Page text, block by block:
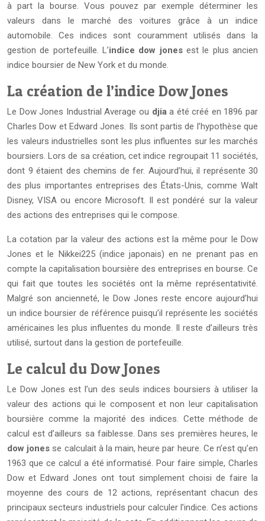
à part la bourse. Vous pouvez par exemple déterminer les
valeurs dans le marché des voitures grâce à un indice
automobile. Ces indices sont couramment utilisés dans la
gestion de portefeuille. L’indice dow jonesest le plus ancien
indice boursier de New York et du monde.
La création de l’indice Dow Jones
Le Dow Jones Industrial Average ou djiaa été créé en 1896 par
Charles Dow et Edward Jones. Ils sont partis de l’hypothèse que
les valeurs industrielles sont les plus influentes sur les marchés
boursiers. Lors de sa création, cet indice regroupait 11 sociétés,
dont 9 étaient des chemins de fer. Aujourd’hui, il représente 30
des plus importantes entreprises des États-Unis, comme Walt
Disney, VISA ou encore Microsoft. Il est pondéré sur la valeur
des actions des entreprises qui le compose.
La cotation par la valeur des actions est la même pour le Dow
Jones et le Nikkei225 (indice japonais) en ne prenant pas en
compte la capitalisation boursière des entreprises en bourse. Ce
qui fait que toutes les sociétés ont la même représentativité.
Malgré son ancienneté, le Dow Jones reste encore aujourd’hui
un indice boursier de référence puisqu’il représente les sociétés
américaines les plus influentes du monde. Il reste d’ailleurs très
utilisé, surtout dans la gestion de portefeuille.
Le calcul du Dow Jones
Le Dow Jones est l’un des seuls indices boursiers à utiliser la
valeur des actions qui le composent et non leur capitalisation
boursière comme la majorité des indices. Cette méthode de
calcul est d’ailleurs sa faiblesse. Dans ses premières heures, le
dow jones se calculait à la main, heure par heure. Ce n’est qu’en
1963 que ce calcul a été informatisé. Pour faire simple, Charles
Dow et Edward Jones ont tout simplement choisi de faire la
moyenne des cours de 12 actions, représentant chacun des
principaux secteurs industriels pour calculer l’indice. Ces actions